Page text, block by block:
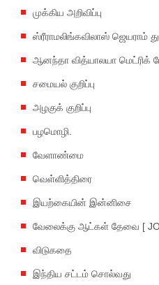
முக்கிய அறிவிப்பு
ஸ்ரீராமலிங்கவிலாஸ் ஜெயராம்
ஆனந்தா வித்யாலயா மெட்ரிக்
சமையல் குறிப்பு
அழகுக் குறிப்பு
பழமொழி.
வேளாண்மை
வெள்ளித்திரை
இயற்கையின் இன்னிசை
வேலைக்கு ஆட்கள் தேவை [
விடுகதை
இந்திய சட்டம் சொல்வது